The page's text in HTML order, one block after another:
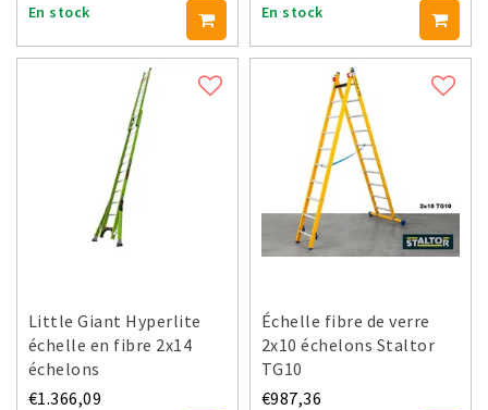
En stock En stock
Little Giant Hyperlite
échelle en fibre 2x14
échelons
€1.366,09
Échelle fibre de verre
2x10 échelons Staltor
TG10
€987,36